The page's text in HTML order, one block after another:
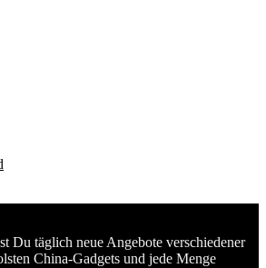
Du täglich neue Angebote verschiedener
China-Gadgets und jede Menge